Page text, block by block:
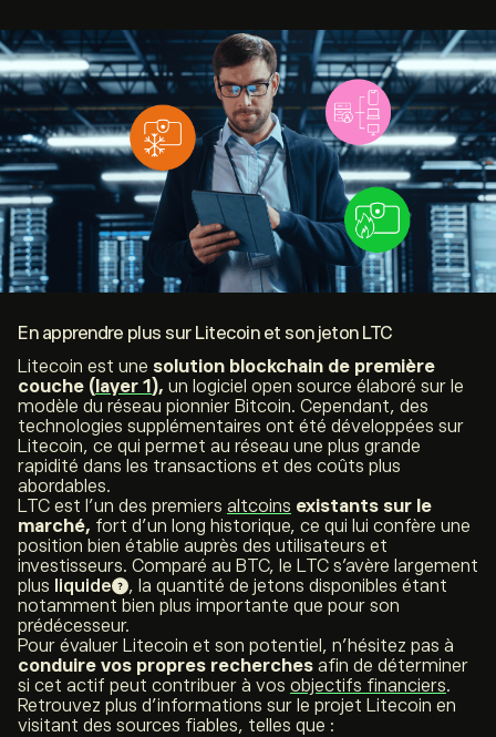
En apprendre plus sur Litecoin et son jeton LTC
Litecoin est une solution blockchain de première
couche ( layer 1 ), un logiciel open source élaboré sur le
modèle du réseau pionnier Bitcoin. Cependant, des
technologies supplémentaires ont été développées sur
Litecoin, ce qui permet au réseau une plus grande
rapidité dans les transactions et des coûts plus
abordables.
LTC est l’un des premiers altcoins existants sur le
marché, fort d’un long historique, ce qui lui confère une
position bien établie auprès des utilisateurs et
investisseurs. Comparé au BTC, le LTC s’avère largement
plus liquide
, la quantité de jetons disponibles étant
notamment bien plus importante que pour son
prédécesseur.
Pour évaluer Litecoin et son potentiel, n’hésitez pas à
conduire vos propres recherches afin de déterminer
si cet actif peut contribuer à vos objectifs financiers.
Retrouvez plus d’informations sur le projet Litecoin en
visitant des sources fiables, telles que :